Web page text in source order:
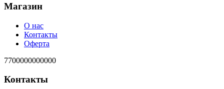
Магазин
О нас
Контакты
Оферта
7700000000000
Контакты